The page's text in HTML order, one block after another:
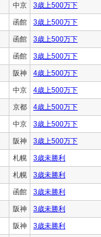
中京 3歳上500万下
函館 3歳上500万下
函館 3歳上500万下
函館 3歳上500万下
阪神 4歳上500万下
中京 4歳上500万下
京都 4歳上500万下
中京 3歳上500万下
阪神 3歳上500万下
札幌 3歳未勝利
札幌 3歳未勝利
函館 3歳未勝利
阪神 3歳未勝利
阪神 3歳未勝利